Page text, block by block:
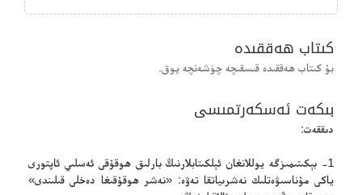
كىتاب ھەققىدە
بۇ كىتاب ھەققىدە قىسقىچە چۈشەنچە يوق.
بىكەت ئەسكەرتمىسى
دىققەت:
1- بېكىتىمىزگە يوللانغان ئېلكىتابلارنىڭ بارلىق ھوقۇقى ئەسلىي ئاپتورى
ياكى مۇناسىۋەتلىك نەشرىياتقا تەۋە: «نەشر ھوقۇقىغا دەخلى قىلىندى»